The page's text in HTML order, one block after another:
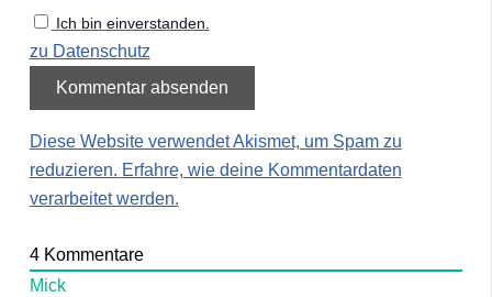
Ich bin einverstanden.
zu Datenschutz
Diese Website verwendet Akismet, um Spam zu
reduzieren. Erfahre, wie deine Kommentardaten
verarbeitet werden.
4Kommentare
Mick